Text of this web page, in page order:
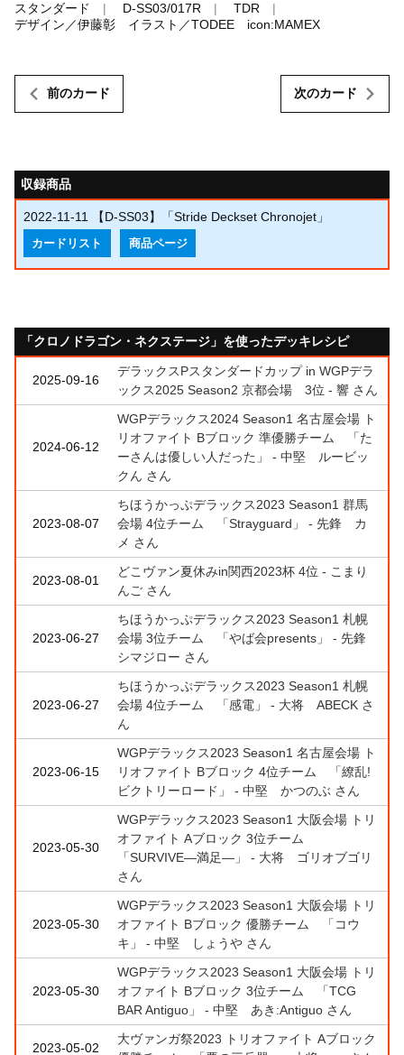
スタンダード D-SS03/017R
TDR
デザイン／伊藤彰 イラスト／TODEE icon:MAMEX
前のカード 次のカード
収録商品
2022-11-11 【D-SS03】「Stride Deckset Chronojet」
カードリスト 商品ページ
「クロノドラゴン・ネクステージ」を使ったデッキレシピ
2025-09-16
デラックスPスタンダードカップ in WGPデラ
ックス2025 Season2 京都会場 3位 - 響 さん
2024-06-12
WGPデラックス2024 Season1 名古屋会場 ト
リオファイト Bブロック 準優勝チーム 「た
ーさんは優しい人だった」 - 中堅 ルービッ
クん さん
2023-08-07
ちほうかっぷデラックス2023 Season1 群馬
会場 4位チーム 「Strayguard」 - 先鋒 カ
メ さん
2023-08-01
どこヴァン夏休みin関西2023杯 4位 - こまり
んご さん
2023-06-27
ちほうかっぷデラックス2023 Season1 札幌
会場 3位チーム 「やば会presents」 - 先鋒
シマジロー さん
2023-06-27
ちほうかっぷデラックス2023 Season1 札幌
会場 4位チーム 「感電」 - 大将 ABECK さ
ん
2023-06-15
WGPデラックス2023 Season1 名古屋会場 ト
リオファイト Bブロック 4位チーム 「繚乱!
ビクトリーロード」 - 中堅 かつのぶ さん
2023-05-30
WGPデラックス2023 Season1 大阪会場 トリ
オファイト Aブロック 3位チーム
「SURVIVE―満足―」 - 大将 ゴリオブゴリ
さん
2023-05-30
WGPデラックス2023 Season1 大阪会場 トリ
オファイト Bブロック 優勝チーム 「コウ
キ」 - 中堅 しょうや さん
2023-05-30
WGPデラックス2023 Season1 大阪会場 トリ
オファイト Bブロック 3位チーム 「TCG
BAR Antiguo」 - 中堅 あき:Antiguo さん
2023-05-02
大ヴァンガ祭2023 トリオファイト Aブロック